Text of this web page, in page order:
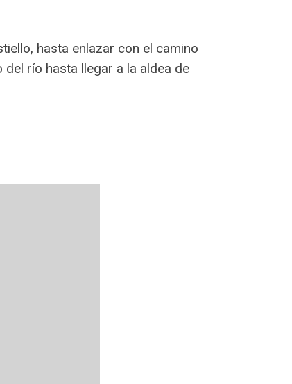
hasta enlazar con el camino
río hasta llegar a la aldea de